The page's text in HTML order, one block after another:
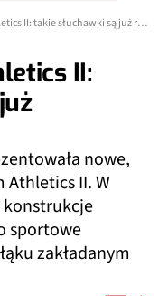
Hama Freedom Athletics II: takie słuchawki są już rzadkością
II:
nowe,
Athletics II. W
konstrukcje
sportowe
zakładanym